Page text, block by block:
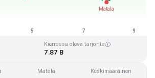
Kierrossa oleva tarjonta
7.87 B
Matala Keskimääräinen